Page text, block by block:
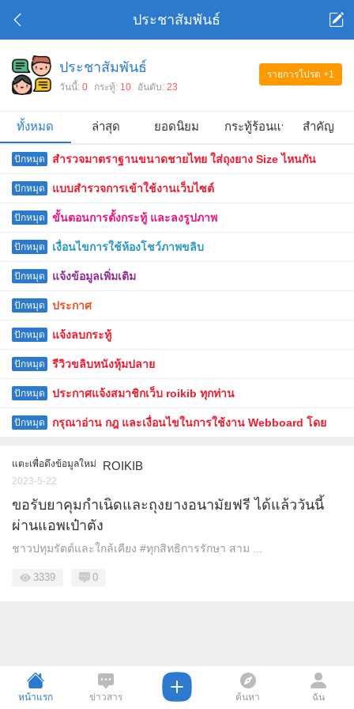
ประชาสัมพันธ์
รายการโปรด +1
ประชาสัมพันธ์
วันนี้: 0 กระทู้: 10 อันดับ: 23
ทั้งหมด ล่าสุด ยอดนิยม กระทู้ร้อนแรง สำคัญ
ปักหมุด สำรวจมาตราฐานขนาดชายไทย ใส่ถุงยาง Size ไหนกัน
ปักหมุด แบบสำรวจการเข้าใช้งานเว็บไซต์
ปักหมุด ขั้นตอนการตั้งกระทู้ และลงรูปภาพ
ปักหมุด เงื่อนไขการใช้ห้องโชว์ภาพขลิบ
ปักหมุด แจ้งข้อมูลเพิ่มเติม
ปักหมุด ประกาศ
ปักหมุด แจ้งลบกระทู้
ปักหมุด รีวิวขลิบหนังหุ้มปลาย
ปักหมุด ประกาศแจ้งสมาชิกเว็บ roikib ทุกท่าน
ปักหมุด กรุณาอ่าน กฎ และเงื่อนไขในการใช้งาน Webboard โดย
แตะเพื่อดึงข้อมูลใหม่ ROIKIB
2023-5-22
ขอรับยาคุมกำเนิดและถุงยางอนามัยฟรี ได้แล้ววันนี้
ผ่านแอพเป๋าตัง
ชาวปทุมรัตต์และใกล้เคียง #ทุกสิทธิการรักษา สาม ...
3339 0
หน้าแรก ข่าวสาร ค้นหา ฉัน